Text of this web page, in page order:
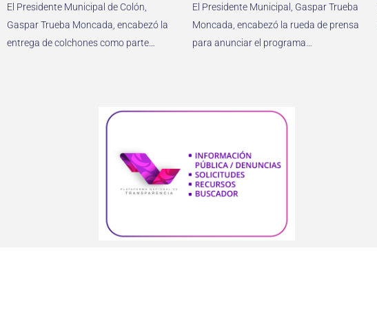
El Presidente Municipal de Colón,
Gaspar Trueba Moncada, encabezó la
entrega de colchones como parte…
El Presidente Municipal, Gaspar Trueba
Moncada, encabezó la rueda de prensa
para anunciar el programa…